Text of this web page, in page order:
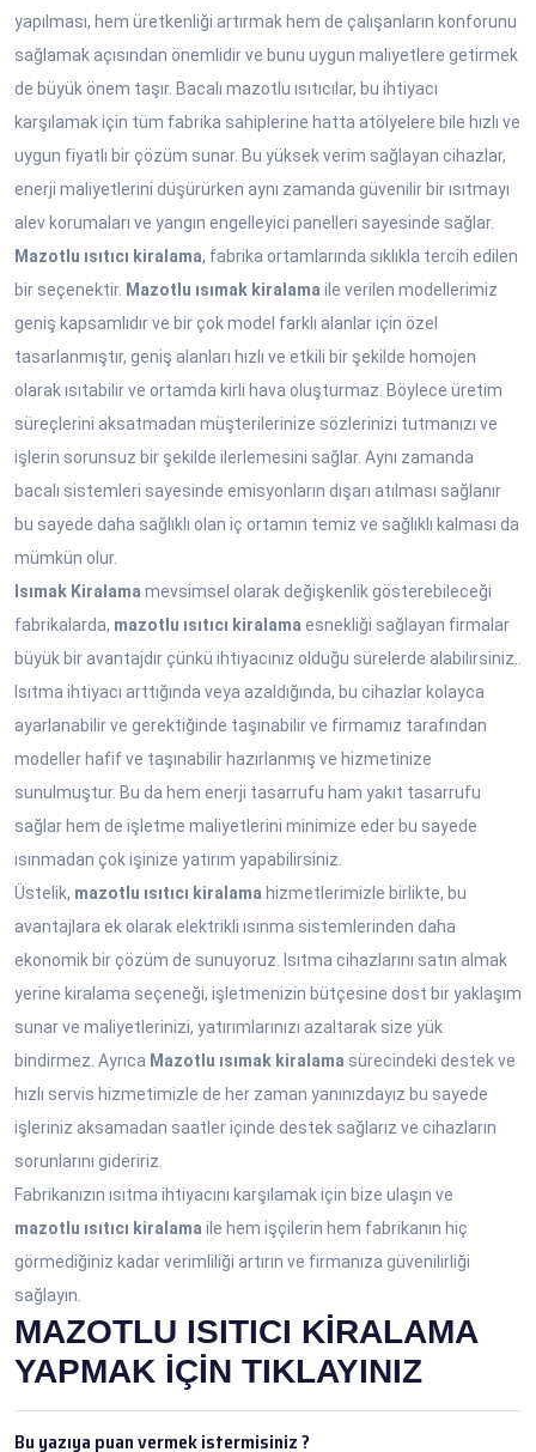
yapılması, hem üretkenliği artırmak hem de çalışanların konforunu
sağlamak açısından önemlidir ve bunu uygun maliyetlere getirmek
de büyük önem taşır. Bacalı mazotlu ısıtıcılar, bu ihtiyacı
karşılamak için tüm fabrika sahiplerine hatta atölyelere bile hızlı ve
uygun fiyatlı bir çözüm sunar. Bu yüksek verim sağlayan cihazlar,
enerji maliyetlerini düşürürken aynı zamanda güvenilir bir ısıtmayı
alev korumaları ve yangın engelleyici panelleri sayesinde sağlar.
Mazotlu ısıtıcı kiralama, fabrika ortamlarında sıklıkla tercih edilen
bir seçenektir. Mazotlu ısımak kiralama ile verilen modellerimiz
geniş kapsamlıdır ve bir çok model farklı alanlar için özel
tasarlanmıştır, geniş alanları hızlı ve etkili bir şekilde homojen
olarak ısıtabilir ve ortamda kirli hava oluşturmaz. Böylece üretim
süreçlerini aksatmadan müşterilerinize sözlerinizi tutmanızı ve
işlerin sorunsuz bir şekilde ilerlemesini sağlar. Aynı zamanda
bacalı sistemleri sayesinde emisyonların dışarı atılması sağlanır
bu sayede daha sağlıklı olan iç ortamın temiz ve sağlıklı kalması da
mümkün olur.
Isımak Kiralama mevsimsel olarak değişkenlik gösterebileceği
fabrikalarda, mazotlu ısıtıcı kiralama esnekliği sağlayan firmalar
büyük bir avantajdır çünkü ihtiyacınız olduğu sürelerde alabilirsiniz..
Isıtma ihtiyacı arttığında veya azaldığında, bu cihazlar kolayca
ayarlanabilir ve gerektiğinde taşınabilir ve firmamız tarafından
modeller hafif ve taşınabilir hazırlanmış ve hizmetinize
sunulmuştur. Bu da hem enerji tasarrufu ham yakıt tasarrufu
sağlar hem de işletme maliyetlerini minimize eder bu sayede
ısınmadan çok işinize yatırım yapabilirsiniz.
Üstelik, mazotlu ısıtıcı kiralama hizmetlerimizle birlikte, bu
avantajlara ek olarak elektrikli ısınma sistemlerinden daha
ekonomik bir çözüm de sunuyoruz. Isıtma cihazlarını satın almak
yerine kiralama seçeneği, işletmenizin bütçesine dost bir yaklaşım
sunar ve maliyetlerinizi, yatırımlarınızı azaltarak size yük
bindirmez. Ayrıca Mazotlu ısımak kiralama sürecindeki destek ve
hızlı servis hizmetimizle de her zaman yanınızdayız bu sayede
işleriniz aksamadan saatler içinde destek sağlarız ve cihazların
sorunlarını gideririz.
Fabrikanızın ısıtma ihtiyacını karşılamak için bize ulaşın ve
mazotlu ısıtıcı kiralama ile hem işçilerin hem fabrikanın hiç
görmediğiniz kadar verimliliği artırın ve firmanıza güvenilirliği
sağlayın.
MAZOTLU ISITICI KİRALAMA
YAPMAK İÇİN TIKLAYINIZ
Bu yazıya puan vermek istermisiniz ?